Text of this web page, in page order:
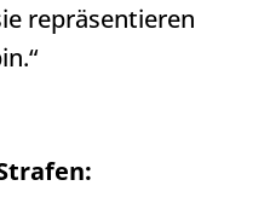
repräsentieren